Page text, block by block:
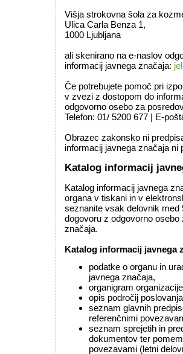
Višja strokovna šola za
Ulica Carla Benza 1,
1000 Ljubljana
ali skenirano na e-naslov
informacij javnega značaja:
Če potrebujete pomoč pri
v zvezi z dostopom do
odgovorno osebo za
Telefon: 01/ 5200 677 | E-
Obrazec zakonsko ni
informacij javnega značaja ni
Katalog informacij
Katalog informacij javnega
organa v tiskani in v
seznanite vsak delovnik med
dogovoru z odgovorno
značaja.
Katalog informacij javnega
podatke o organu in
javnega značaja,
organigram
opis področij
seznam glavnih
referenčnimi
seznam sprejetih in
dokumentov ter
povezavami (letni